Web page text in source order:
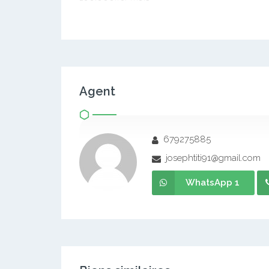
Agent
679275885
josephtiti91@gmail.com
WhatsApp 1